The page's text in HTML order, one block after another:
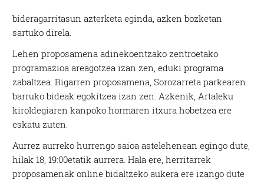
bideragarritasun azterketa eginda, azken bozketan
sartuko direla.
Lehen proposamena adinekoentzako zentroetako
programazioa areagotzea izan zen, eduki programa
zabaltzea. Bigarren proposamena, Sorozarreta parkearen
barruko bideak egokitzea izan zen. Azkenik, Artaleku
kiroldegiaren kanpoko hormaren itxura hobetzea ere
eskatu zuten.
Aurrez aurreko hurrengo saioa astelehenean egingo dute,
hilak 18, 19:00etatik aurrera. Hala ere, herritarrek
proposamenak online bidaltzeko aukera ere izango dute